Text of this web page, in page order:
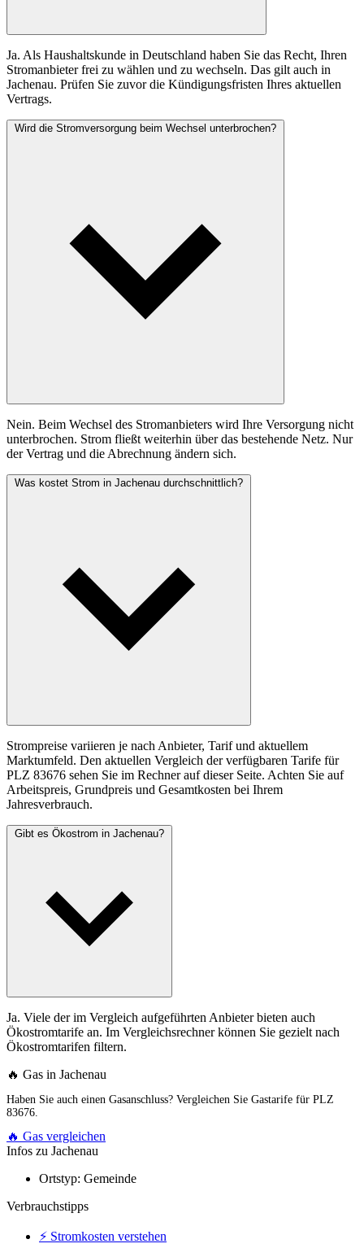
Ja. Als Haushaltskunde in Deutschland haben Sie das Recht, Ihren
Stromanbieter frei zu wählen und zu wechseln. Das gilt auch in
Jachenau. Prüfen Sie zuvor die Kündigungsfristen Ihres aktuellen
Vertrags.
Wird die Stromversorgung beim Wechsel unterbrochen?
Nein. Beim Wechsel des Stromanbieters wird Ihre Versorgung nicht
unterbrochen. Strom fließt weiterhin über das bestehende Netz. Nur
der Vertrag und die Abrechnung ändern sich.
Was kostet Strom in Jachenau durchschnittlich?
Strompreise variieren je nach Anbieter, Tarif und aktuellem
Marktumfeld. Den aktuellen Vergleich der verfügbaren Tarife für
PLZ 83676 sehen Sie im Rechner auf dieser Seite. Achten Sie auf
Arbeitspreis, Grundpreis und Gesamtkosten bei Ihrem
Jahresverbrauch.
Gibt es Ökostrom in Jachenau?
Ja. Viele der im Vergleich aufgeführten Anbieter bieten auch
Ökostromtarife an. Im Vergleichsrechner können Sie gezielt nach
Ökostromtarifen filtern.
🔥 Gas in Jachenau
Haben Sie auch einen Gasanschluss? Vergleichen Sie Gastarife für PLZ
83676.
🔥 Gas vergleichen
Infos zu Jachenau
Ortstyp: Gemeinde
Verbrauchstipps
⚡ Stromkosten verstehen